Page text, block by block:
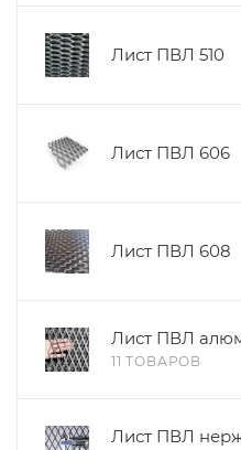
Лист ПВЛ 510
Лист ПВЛ 606
Лист ПВЛ 608
Лист ПВЛ
11 ТОВАРОВ
Лист ПВЛ